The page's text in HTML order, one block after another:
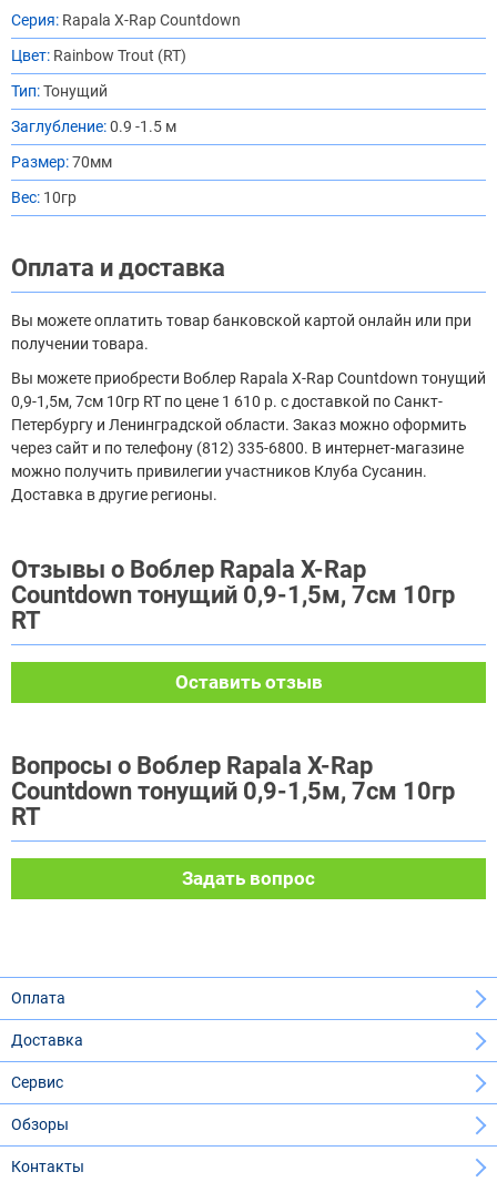
Серия: Rapala X-Rap Countdown
Цвет: Rainbow Trout (RT)
Тип:Тонущий
Заглубление:0.9 -1.5 м
Размер:70мм
Вес: 10гр
Оплата и доставка
Вы можете оплатить товар банковской картой онлайн или при
получении товара.
Вы можете приобрести Воблер Rapala X-Rap Countdown тонущий
0,9-1,5м, 7см 10гр RT по цене 1 610 р. с доставкой по Санкт-
Петербургу и Ленинградской области. Заказ можно оформить
через сайт и по телефону (812) 335-6800. В интернет-магазине
можно получить привилегии участников Клуба Сусанин.
Доставка в другие регионы.
Отзывы о Воблер Rapala X-Rap
Countdown тонущий 0,9-1,5м, 7см 10гр
RT
Оставить отзыв
Вопросы о Воблер Rapala X-Rap
Countdown тонущий 0,9-1,5м, 7см 10гр
RT
Задать вопрос
Оплата
Доставка
Сервис
Обзоры
Контакты